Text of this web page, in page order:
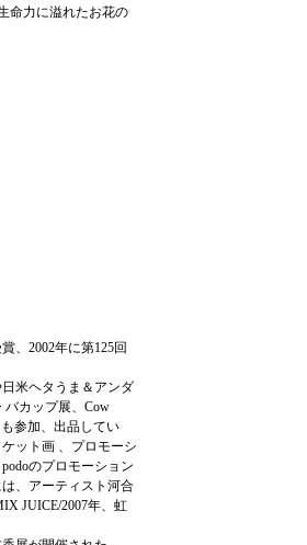
命力に溢れたお花の
、2002年に第125回
米ヘタうま＆アンダ
バカップ展、Cow
参加、出品してい
ット画 、プロモーシ
のプロモーション
、アーティスト河合
JUICE/2007年、虹